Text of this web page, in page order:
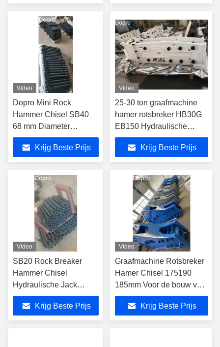
Video
Dopro Mini Rock
Hammer Chisel SB40
68 mm Diameter
Backhoe
Krijg Beste Prijs
Video
25-30 ton graafmachine
hamer rotsbreker HB30G
EB150 Hydraulische
breaker hamer
Krijg Beste Prijs
Video
SB20 Rock Breaker
Hammer Chisel
Hydraulische Jack
Hammer Chisel 45 mm
Krijg Beste Prijs
Video
Graafmachine Rotsbreker
Hamer Chisel 175190
185mm Voor de bouw van
infrastructuur voor de
mijnbouw van harde steen
Krijg Beste Prijs